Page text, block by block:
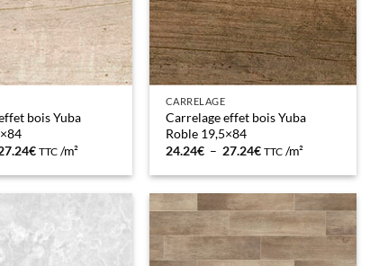
bois Yuba
€Plage
prix :
27.24€
TTC /m²
CARRELAGE
Carrelage effet bois Yuba
Roble 19,5×84
24.24€ – 27.24€Plage
prix :
27.24€
TTC /m²